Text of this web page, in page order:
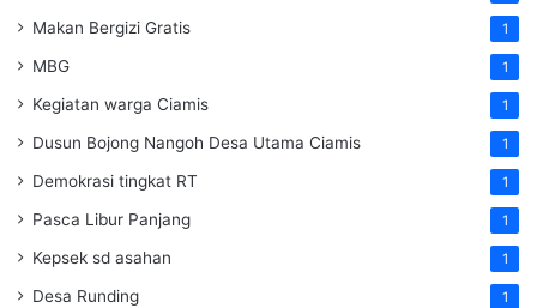
Makan Bergizi Gratis 1
MBG 1
Kegiatan warga Ciamis 1
Dusun Bojong Nangoh Desa Utama Ciamis 1
Demokrasi tingkat RT 1
Pasca Libur Panjang 1
Kepsek sd asahan 1
Desa Runding 1